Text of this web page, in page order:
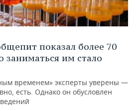
показал более 70
заниматься им стало
временем» эксперты уверены —
есть. Однако он обусловлен